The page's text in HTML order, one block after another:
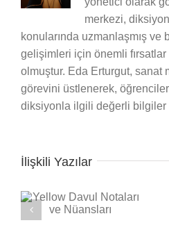
merkezi,
konularında uzmanlaşmış ve
gelişimleri için önemli
olmuştur. Eda Erturgut, sanat
görevini üstlenerek,
diksiyonla ilgili değerli bilgiler
İlişkili Yazılar
Seven Nation Army